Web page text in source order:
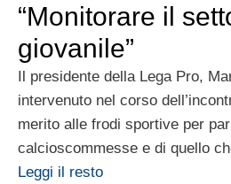
“Monitorare il
giovanile”
Il presidente della Lega Pro,
intervenuto nel corso
merito alle frodi sportive per
calcioscommesse e di quello
Leggi il resto